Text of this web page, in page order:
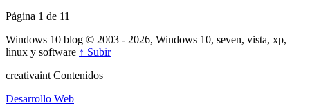
Página 1 de 11
Windows 10 blog © 2003 - 2026, Windows 10, seven, vista, xp,
linux y software ↑ Subir
creativaint Contenidos
Desarrollo Web